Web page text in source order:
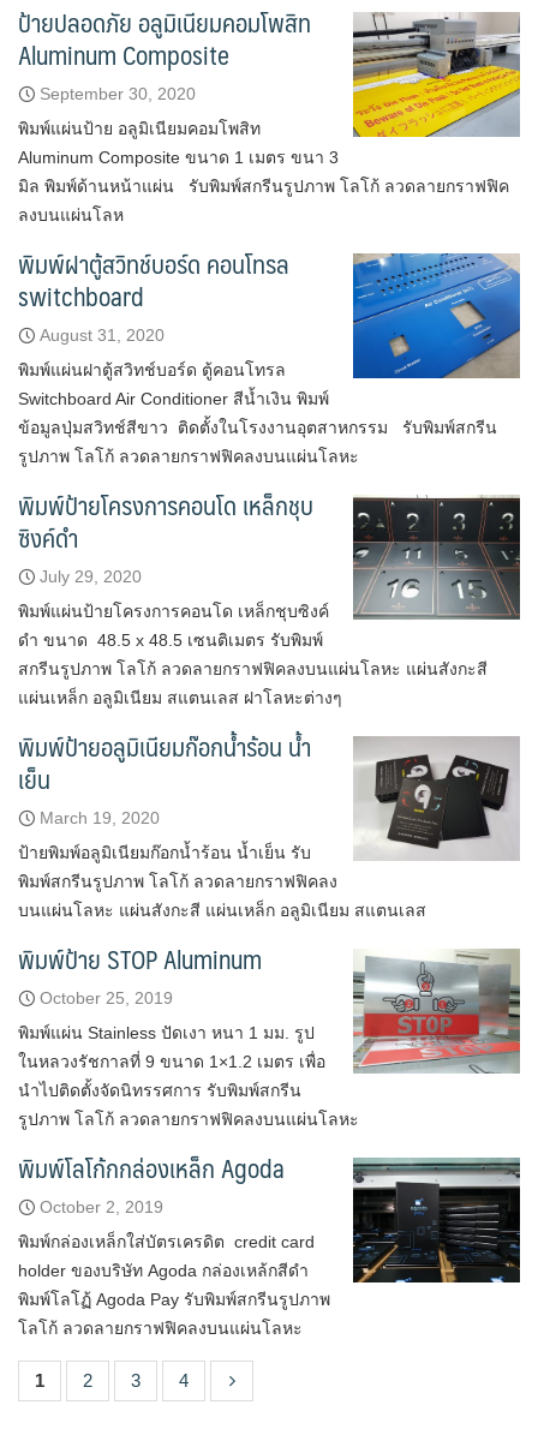
ป้ายปลอดภัย อลูมิเนียมคอมโพสิท
Aluminum Composite
September 30, 2020
พิมพ์แผ่นป้าย อลูมิเนียมคอมโพสิท
Aluminum Composite ขนาด 1 เมตร ขนา 3
มิล พิมพ์ด้านหน้าแผ่น รับพิมพ์สกรีนรูปภาพ โลโก้ ลวดลายกราฟฟิค
ลงบนแผ่นโลห
พิมพ์ฝาตู้สวิทช์บอร์ด คอนโทรล
switchboard
August 31, 2020
พิมพ์แผ่นฝาตู้สวิทช์บอร์ด ตู้คอนโทรล
Switchboard Air Conditioner สีน้ำเงิน พิมพ์
ข้อมูลปุ่มสวิทช์สีขาว ติดตั้งในโรงงานอุตสาหกรรม รับพิมพ์สกรีน
รูปภาพ โลโก้ ลวดลายกราฟฟิคลงบนแผ่นโลหะ
พิมพ์ป้ายโครงการคอนโด เหล็กชุบ
ซิงค์ดำ
July 29, 2020
พิมพ์แผ่นป้ายโครงการคอนโด เหล็กชุบซิงค์
ดำ ขนาด 48.5 x 48.5 เซนติเมตร รับพิมพ์
สกรีนรูปภาพ โลโก้ ลวดลายกราฟฟิคลงบนแผ่นโลหะ แผ่นสังกะสี
แผ่นเหล็ก อลูมิเนียม สแตนเลส ฝาโลหะต่างๆ
พิมพ์ป้ายอลูมิเนียมก๊อกน้ำร้อน น้ำ
เย็น
March 19, 2020
ป้ายพิมพ์อลูมิเนียมก๊อกน้ำร้อน น้ำเย็น รับ
พิมพ์สกรีนรูปภาพ โลโก้ ลวดลายกราฟฟิคลง
บนแผ่นโลหะ แผ่นสังกะสี แผ่นเหล็ก อลูมิเนียม สแตนเลส
พิมพ์ป้าย STOP Aluminum
October 25, 2019
พิมพ์แผ่น Stainless ปัดเงา หนา 1 มม. รูป
ในหลวงรัชกาลที่ 9 ขนาด 1×1.2 เมตร เพื่อ
นำไปติดตั้งจัดนิทรรศการ รับพิมพ์สกรีน
รูปภาพ โลโก้ ลวดลายกราฟฟิคลงบนแผ่นโลหะ
พิมพ์โลโก้กกล่องเหล็ก Agoda
October 2, 2019
พิมพ์กล่องเหล็กใส่บัตรเครดิต credit card
holder ของบริษัท Agoda กล่องเหล้กสีดำ
พิมพ์โลโฏ้ Agoda Pay รับพิมพ์สกรีนรูปภาพ
โลโก้ ลวดลายกราฟฟิคลงบนแผ่นโลหะ
1 2 3 4